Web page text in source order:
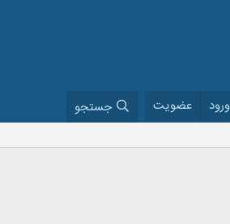
ورود عضویت جستجو